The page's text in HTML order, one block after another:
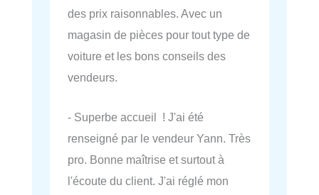
des prix raisonnables. Avec un
magasin de pièces pour tout type de
voiture et les bons conseils des
vendeurs.
- Superbe accueil ! J'ai été
renseigné par le vendeur Yann. Très
pro. Bonne maîtrise et surtout à
l'écoute du client. J'ai réglé mon